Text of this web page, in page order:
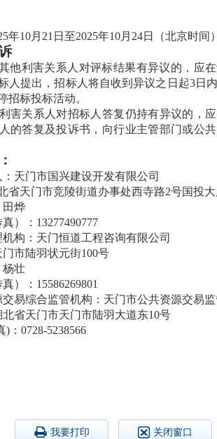
年10月21日至2025年10月24日（北京时间
他利害关系人对评标结果有异议的，应
人提出，招标人将自收到异议之日起3日
招标投标活动。
害关系人对招标人答复仍持有异议的，
的答复及投诉书，向行业主管部门或公
：天门市国兴建设开发有限公司
省天门市竞陵街道办事处西寺路2号国投大
田烨
）：13277490777
机构：天门恒道工程咨询有限公司
市陆羽状元街100号
杨壮
）：15586269801
交易综合监管机构：天门市公共资源交易
省天门市天门市陆羽大道东10号
)： 0728-5238566
我要打印 关闭窗口